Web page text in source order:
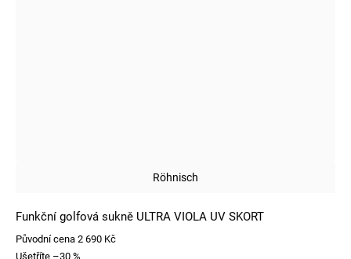
Röhnisch
Funkční golfová sukně ULTRA VIOLA UV SKORT
Původní cena 2 690 Kč
Ušetříte –30 %